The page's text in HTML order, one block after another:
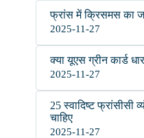
फ्रांस में क्रिसमस का
2025-11-27
क्या यूएस ग्रीन कार्ड
2025-11-27
25 स्वादिष्ट
चाहिए
2025-11-27